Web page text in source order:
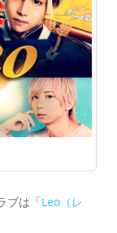
ブは「Leo（レ